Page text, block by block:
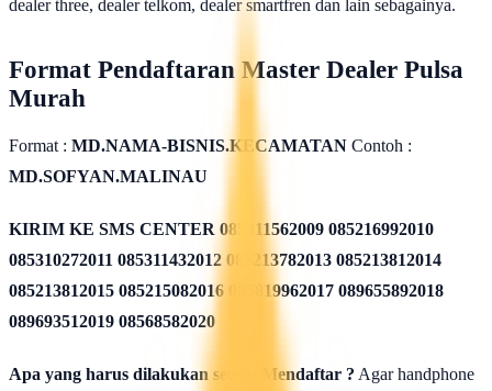
dealer three, dealer telkom, dealer smartfren dan lain sebagainya.
Format Pendaftaran Master Dealer Pulsa
Murah
Format : MD.NAMA-BISNIS.KECAMATAN Contoh :
MD.SOFYAN.MALINAU
KIRIM KE SMS CENTER 085311562009 085216992010
085310272011 085311432012 085213782013 085213812014
085213812015 085215082016 085819962017 089655892018
089693512019 08568582020
Apa yang harus dilakukan seusai Mendaftar ? Agar handphone